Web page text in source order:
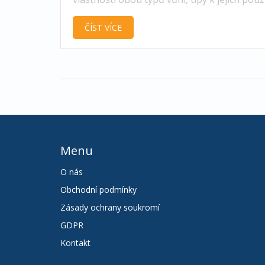
i hlavní doporučení jak vybírat tu pravou.
ČÍST VÍCE
Menu
O nás
Obchodní podmínky
Zásady ochrany soukromí
GDPR
Kontakt